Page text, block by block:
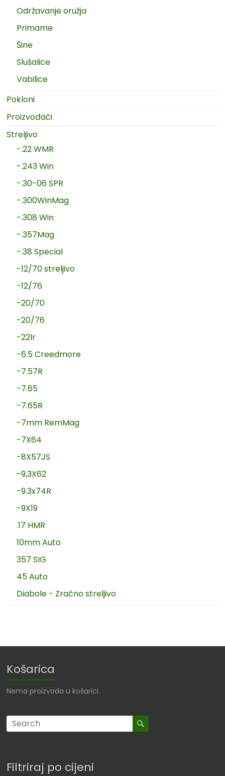
Održavanje oružja
Primame
Šine
Slušalice
Vabilice
Pokloni
Proizvođači
Streljivo
-.22 WMR
-.243 Win
-.30-06 SPR
-.300WinMag
-.308 Win
-.357Mag
-.38 Special
-12/70 streljivo
-12/76
-20/70
-20/76
-22lr
-6.5 Creedmore
-7.57R
-7.65
-7.65R
-7mm RemMag
-7X64
-8X57JS
-9,3X62
-9.3x74R
-9X19
.17 HMR
10mm Auto
357 SIG
45 Auto
Diabole - Zračno streljivo
Košarica
Nema proizvoda u košarici.
Filtriraj po cijeni